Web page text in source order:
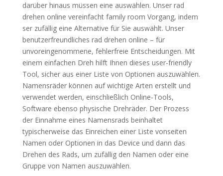
darüber hinaus müssen eine auswählen. Unser rad
drehen online vereinfacht family room Vorgang, indem
ser zufällig eine Alternative für Sie auswählt. Unser
benutzerfreundliches rad drehen online – für
unvoreingenommene, fehlerfreie Entscheidungen. Mit
einem einfachen Dreh hilft Ihnen dieses user-friendly
Tool, sicher aus einer Liste von Optionen auszuwählen.
Namensräder können auf wichtige Arten erstellt und
verwendet werden, einschließlich Online-Tools,
Software ebenso physische Drehräder. Der Prozess
der Einnahme eines Namensrads beinhaltet
typischerweise das Einreichen einer Liste vonseiten
Namen oder Optionen in das Device und dann das
Drehen des Rads, um zufällig den Namen oder eine
Gruppe von Namen auszuwählen.